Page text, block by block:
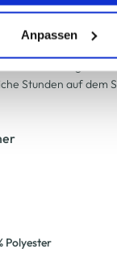
erlauben" klicken.
die
der
Anpassen
von Schöner
Stunden auf dem
Polyester